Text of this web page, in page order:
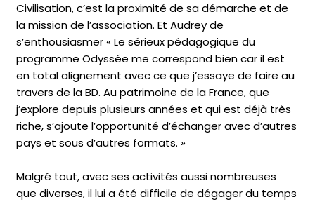
Civilisation, c’est la proximité de sa démarche et de
la mission de l’association. Et Audrey de
s’enthousiasmer « Le sérieux pédagogique du
programme Odyssée me correspond bien car il est
en total alignement avec ce que j’essaye de faire au
travers de la BD. Au patrimoine de la France, que
j’explore depuis plusieurs années et qui est déjà très
riche, s’ajoute l’opportunité d’échanger avec d’autres
pays et sous d’autres formats. »
Malgré tout, avec ses activités aussi nombreuses
que diverses, il lui a été difficile de dégager du temps